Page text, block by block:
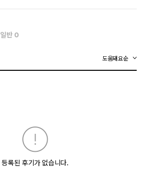
일반 0
등록된 후기가 없습니다.